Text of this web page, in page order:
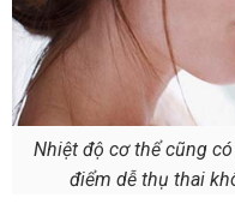
Nhiệt độ cơ thể cũng
điểm dễ thụ thai